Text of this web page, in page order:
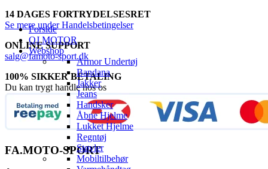
Forside
QJ MOTOR
Webshop
Armor Undertøj
Bandana
Jakker
Jeans
Handsker
Åbne Hjelme
Lukket Hjelme
Regntøj
Støvler
Mobiltilbehør
14 DAGES FORTRYDELSESRET
Se mere under Handelsbetingelser
ONLINE SUPPORT
salg@famoto-sport.dk
100% SIKKER BETALING
Du kan trygt handle hos os
FA.MOTO-SPORT